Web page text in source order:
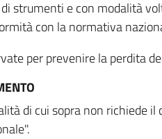
strumenti e con modalità
con la normativa
per prevenire la perdita
di cui sopra non richiede